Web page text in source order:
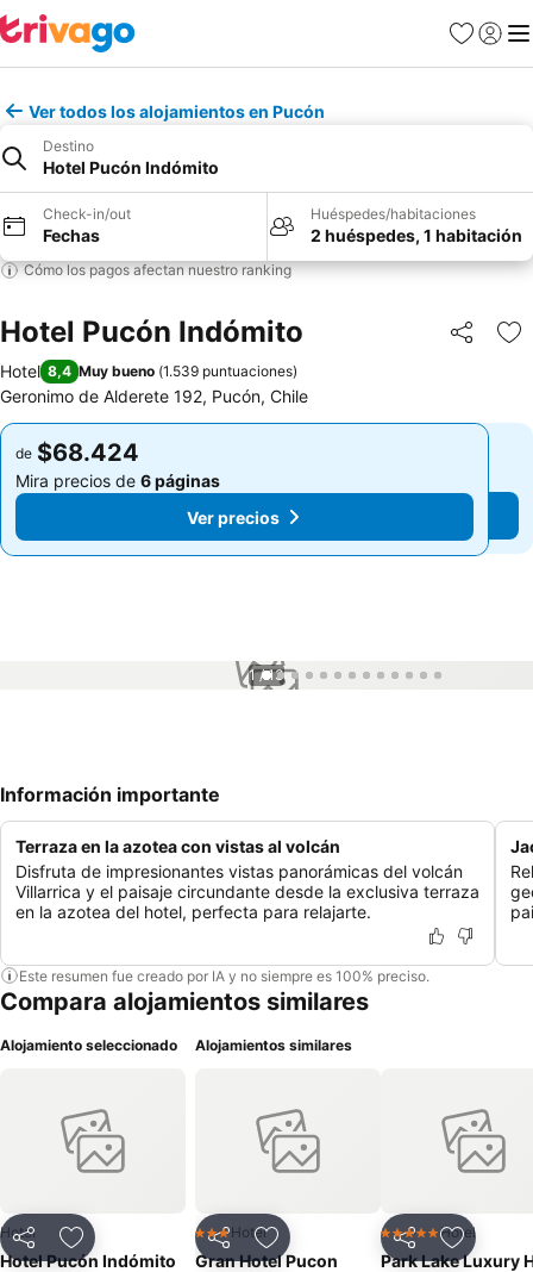
Favoritos
Iniciar
Ver todos los alojamientos en Pucón
Destino
Hotel Pucón Indómito
Check-in/out
Fechas
Huéspedes/habitaciones
2 huéspedes, 1 habitación
Cómo los pagos afectan nuestro ranking
Hotel Pucón Indómito Compartir
Hotel 8,4 Muy bueno (1.539 puntuaciones)
Geronimo de Alderete 192, Pucón, Chile
de $68.424
Mira precios de 6 páginas
Ver precios
de $68.424
Mira precios de 6 páginas
Ver precios
1 / 13
Información importante
Terraza en la azotea con vistas al volcán
Disfruta de impresionantes vistas panorámicas del volcán
Villarrica y el paisaje circundante desde la exclusiva terraza
en la azotea del hotel, perfecta para relajarte.
Este resumen fue creado por IA y no siempre es 100% preciso.
Compara alojamientos similares
Alojamiento seleccionado
CompartirAgregar a favoritos
Hotel
Hotel Pucón Indómito
Alojamientos similares
CompartirAgregar a favoritos
3 Estrellas
Hotel
Gran Hotel Pucon
CompartirAgregar
5 EstrellasHotel
Park Lake Luxury